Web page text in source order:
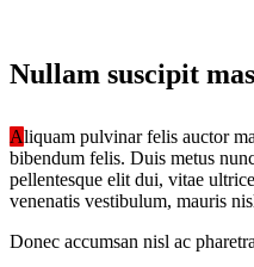
Nullam suscipit
Aliquam pulvinar felis auctor
bibendum felis. Duis metus
pellentesque elit dui, vitae
venenatis vestibulum, mauris
Donec accumsan nisl ac